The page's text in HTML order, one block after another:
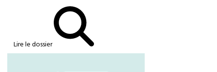
Lire le dossier